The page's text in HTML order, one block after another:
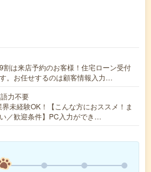
割は来店予約のお客様！住宅ローン受付
。お任せするのは顧客情報入力…
力不要
未経験OK！【こんな方におススメ！ま
／歓迎条件】PC入力ができ…